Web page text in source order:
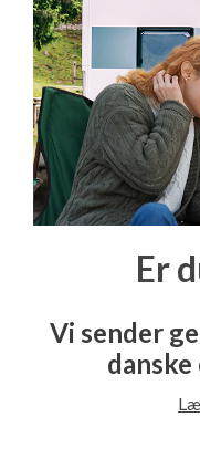
Er
Vi sender